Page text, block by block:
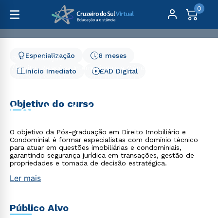
0
Pós-Graduação
Direito, Relações Internacionais e Ciência Política
Direito Imobiliário e Condominial - 6 meses
Condominial - 6 meses
Início Imediato
6 meses
Especialização
EAD Digital
Objetivo do curso
O objetivo da Pós-graduação em Direito Imobiliário e
Condominial é formar especialistas com domínio técnico
para atuar em questões imobiliárias e condominiais,
garantindo segurança jurídica em transações, gestão de
propriedades e tomada de decisão estratégica.
Ler mais
Público Alvo